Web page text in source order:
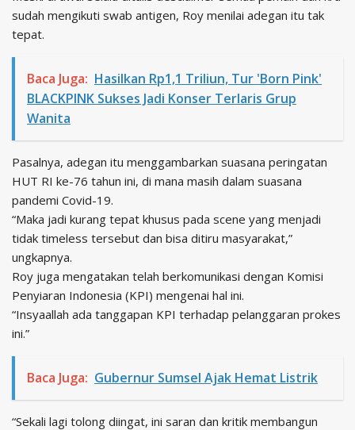
sudah mengikuti swab antigen, Roy menilai adegan itu tak
tepat.
Baca Juga: Hasilkan Rp1,1 Triliun, Tur 'Born Pink'
BLACKPINK Sukses Jadi Konser Terlaris Grup
Wanita
Pasalnya, adegan itu menggambarkan suasana peringatan
HUT RI ke-76 tahun ini, di mana masih dalam suasana
pandemi Covid-19.
“Maka jadi kurang tepat khusus pada scene yang menjadi
tidak timeless tersebut dan bisa ditiru masyarakat,”
ungkapnya.
Roy juga mengatakan telah berkomunikasi dengan Komisi
Penyiaran Indonesia (KPI) mengenai hal ini.
“Insyaallah ada tanggapan KPI terhadap pelanggaran prokes
ini.”
Baca Juga: Gubernur Sumsel Ajak Hemat Listrik
“Sekali lagi tolong diingat, ini saran dan kritik membangun